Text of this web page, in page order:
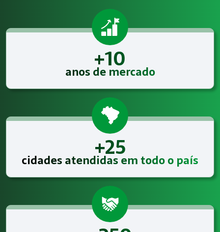
+10
anos de mercado
+25
cidades atendidas em todo o país